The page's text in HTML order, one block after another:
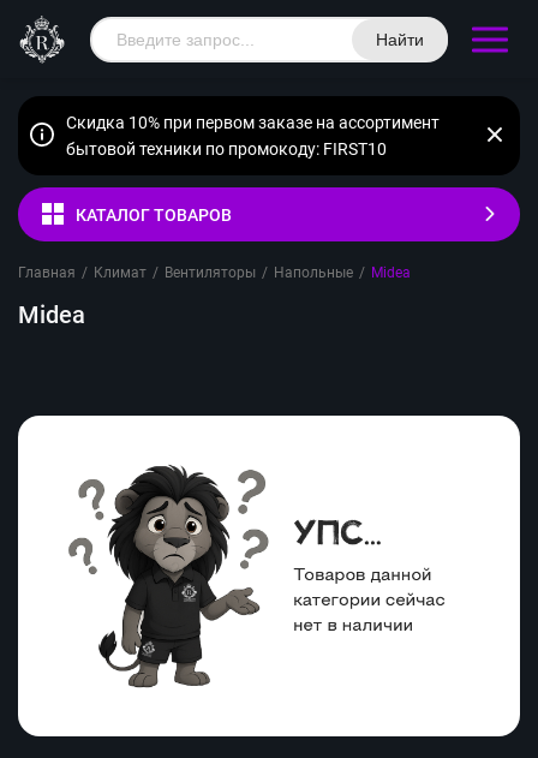
Найти
Скидка 10% при первом заказе на ассортимент
бытовой техники по промокоду: FIRST10
КАТАЛОГ ТОВАРОВ
Главная / Климат / Вентиляторы / Напольные / Midea
Midea